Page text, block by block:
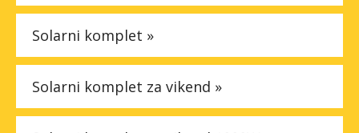
Solarni komplet »
Solarni komplet za vikend »